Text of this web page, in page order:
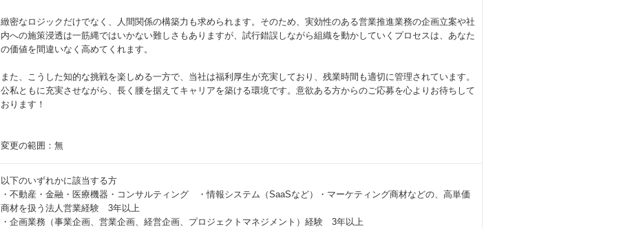
緻密なロジックだけでなく、人間関係の構築力も求められます。そのため、実効性のある営業推進業務の企画立案や社
内への施策浸透は一筋縄ではいかない難しさもありますが、試行錯誤しながら組織を動かしていくプロセスは、あなた
の価値を間違いなく高めてくれます。
また、こうした知的な挑戦を楽しめる一方で、当社は福利厚生が充実しており、残業時間も適切に管理されています。
公私ともに充実させながら、長く腰を据えてキャリアを築ける環境です。意欲ある方からのご応募を心よりお待ちして
おります！
変更の範囲：無
以下のいずれかに該当する方
・不動産・金融・医療機器・コンサルティング ・情報システム（SaaSなど）・マーケティング商材などの、高単価
商材を扱う法人営業経験 3年以上
・企画業務（事業企画、営業企画、経営企画、プロジェクトマネジメント）経験 3年以上